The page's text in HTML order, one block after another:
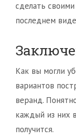
сделать
последнем
Как вы могли
вариантов
веранд.
каждый из них
получится.